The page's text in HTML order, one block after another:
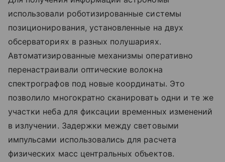
использовали роботизированные системы
позиционирования, установленные на двух
обсерваториях в разных полушариях.
Автоматизированные механизмы оперативно
перенастраивали оптические волокна
спектрографов под новые координаты. Это
позволило многократно сканировать одни и те же
участки неба для фиксации временных изменений
в излучении. Задержки между световыми
импульсами использовались для расчета
физических масс центральных объектов.